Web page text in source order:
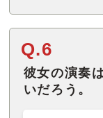
Q.6
彼女の演奏
いだろう。